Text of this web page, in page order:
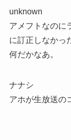
unknown
アメフトなのに
に訂正しなかっ
何だかなあ。
ナナシ
アホが生放送の